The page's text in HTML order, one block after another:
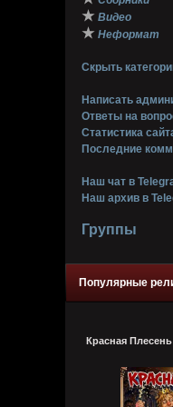
★ Видео
★ Неформат
Скрыть
Написать
Ответы на
Статистика
Последние
Наш чат в
Наш архив в
Группы
Популярные
Красная